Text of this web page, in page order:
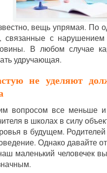
вещь упрямая. По
с
В любом случае
удручающая.
не уделяют
вопросом все меньше
в школах в силу
в будущем.
Однако давайте
маленький человечек